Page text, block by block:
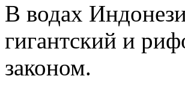
В водах
гигантский и
законом.